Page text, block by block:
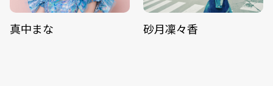
真中まな 砂月凜々香